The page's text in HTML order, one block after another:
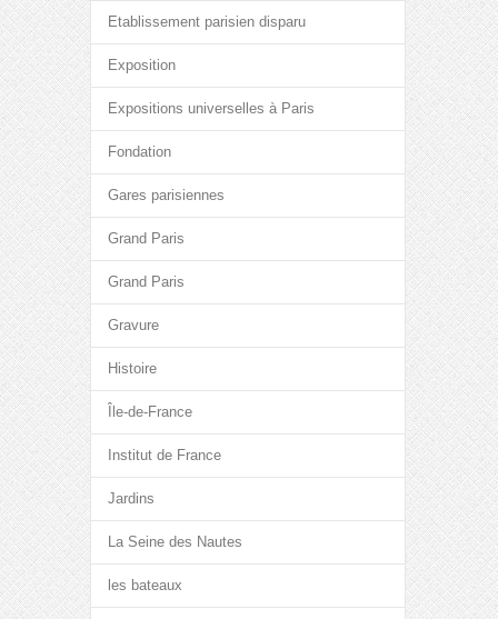
Etablissement parisien disparu
Exposition
Expositions universelles à Paris
Fondation
Gares parisiennes
Grand Paris
Grand Paris
Gravure
Histoire
Île-de-France
Institut de France
Jardins
La Seine des Nautes
les bateaux